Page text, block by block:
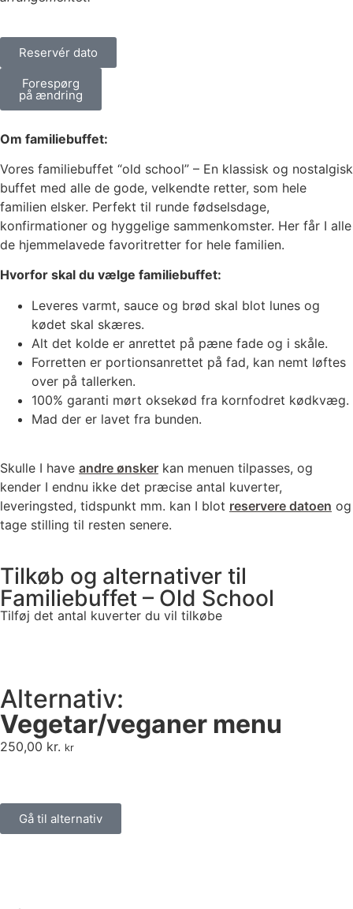
Reservér dato
Forespørg
på ændring
Om familiebuffet:
Vores familiebuffet “old school” – En klassisk og nostalgisk
buffet med alle de gode, velkendte retter, som hele
familien elsker. Perfekt til runde fødselsdage,
konfirmationer og hyggelige sammenkomster. Her får I alle
de hjemmelavede favoritretter for hele familien.
Hvorfor skal du vælge familiebuffet:
Leveres varmt, sauce og brød skal blot lunes og
kødet skal skæres.
Alt det kolde er anrettet på pæne fade og i skåle.
Forretten er portionsanrettet på fad, kan nemt løftes
over på tallerken.
100% garanti mørt oksekød fra kornfodret kødkvæg.
Mad der er lavet fra bunden.
Skulle I have andre ønsker kan menuen tilpasses, og
kender I endnu ikke det præcise antal kuverter,
leveringsted, tidspunkt mm. kan I blot reservere datoen og
tage stilling til resten senere.
Tilkøb og alternativer til
Familiebuffet – Old School
Tilføj det antal kuverter du vil tilkøbe
Alternativ:
Vegetar/veganer menu
250,00 kr. kr
Gå til alternativ